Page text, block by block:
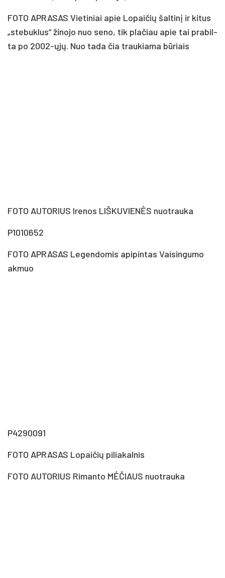
FOTO APRASAS Vie­ti­niai apie Lo­pai­čių šal­ti­nį ir ki­tus
„ste­buk­lus“ ži­no­jo nuo se­no, tik pla­čiau apie tai pra­bil­
ta po 2002-ųjų. Nuo ta­da čia trau­kia­ma bū­riais
FOTO AUTORIUS Ire­nos LIŠ­KU­VIE­NĖS nuo­trau­ka
P1010652
FOTO APRASAS Le­gen­do­mis api­pin­tas Vai­sin­gu­mo
ak­muo
P4290091
FOTO APRASAS Lo­pai­čių pi­lia­kal­nis
FOTO AUTORIUS Ri­man­to MĖ­ČIAUS nuo­trau­ka